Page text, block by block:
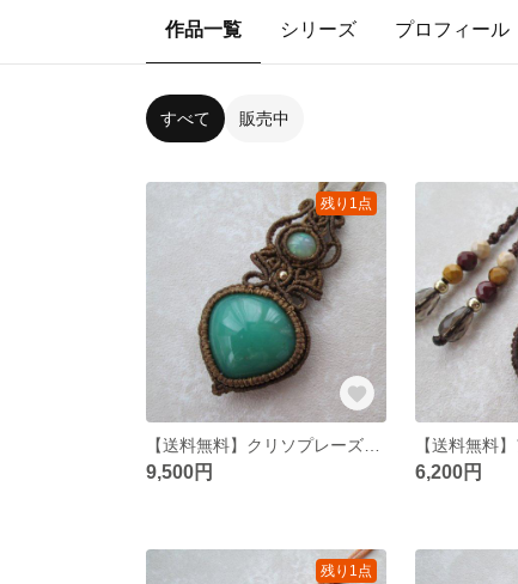
作品一覧 シリーズ プロフィール
すべて 販売中
残り1点
9,500円 6,200円
残り1点